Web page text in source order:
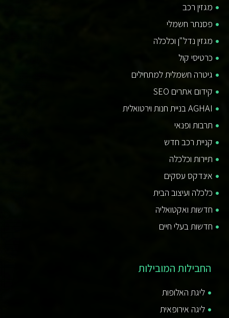
מגזין רכב
פסנתר חשמלי
מגזין נדל"ן וכלכלה
כרטיסי קול
גיטרה חשמלית למתחילים
קידום אתרים SEO
AGHAI בניית חנות וירטואלית
תרבות ופנאי
קניית רכב חדש
תיירות וכלכלה
אינדקס עסקים
כלכלה ועיצוב הבית
חדשות ואקטואליה
חדשות בעלי חיים
החבילות המובילות
ליגת האלופות
ליגה אירופאית